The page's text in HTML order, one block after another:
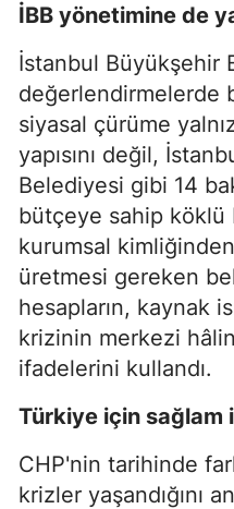
İBB yönetimine de
İstanbul Büyükşehir
değerlendirmelerde
siyasal çürüme
yapısını değil,
Belediyesi gibi 14
bütçeye sahip köklü
kurumsal
üretmesi gereken
hesapların, kaynak
krizinin merkezi
ifadelerini kullandı.
Türkiye için sağlam
CHP'nin tarihinde
krizler yaşandığını